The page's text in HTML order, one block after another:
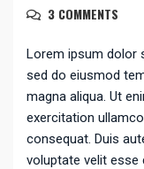
3 COMMENTS
Lorem ipsum dolor
sed do eiusmod
magna aliqua. Ut
exercitation
consequat. Duis
voluptate velit esse